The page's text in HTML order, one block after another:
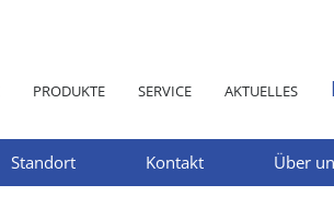
PRODUKTE SERVICE AKTUELLES
Standort Kontakt Über